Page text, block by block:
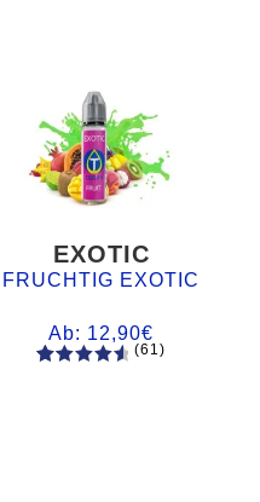
EXOTIC
FRUCHTIG EXOTIC
Ab: 12,90€
(61)